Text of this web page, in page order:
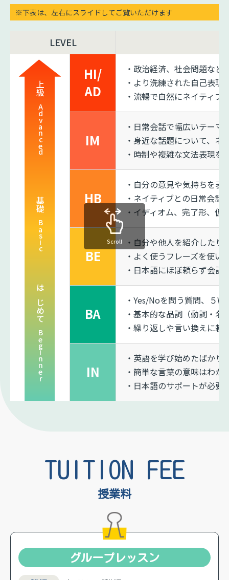
※下表は、左右にスライドしてご覧いただけます
LEVEL
上級
Advanced
基礎
Basic
はじめて
Beginner
HI/
AD
・政治経済、社会問題な
・より洗練された自己表現
・流暢で自然にネイティ
IM
・日常会話で幅広いテー
・身近な話題について、ネ
・時制や複雑な文法表現
HB
・自分の意見や気持ちを
・ネイティブとの日常会話
・イディオム、完了形、
BE
・自分や他人を紹介した
・よく使うフレーズを使
・日本語にほぼ頼らず会話
BA
・Yes/Noを問う質問、５
・基本的な品詞（動詞・
・繰り返しや言い換えに
IN
・英語を学び始めたばかり
・簡単な言葉の意味はわ
・日本語のサポートが必要
Scroll
授業料
TUITION FEE
グループレッスン